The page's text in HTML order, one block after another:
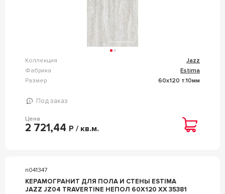
Коллекция
Jazz
Фабрика
Estima
Размер
60x120 т.10мм
Под заказ
Цена
2 721,44 Р / кв.м.
n041347
КЕРАМОГРАНИТ ДЛЯ ПОЛА И СТЕНЫ ESTIMA
JAZZ JZ04 TRAVERTINE НЕПОЛ 60X120 XX 35381